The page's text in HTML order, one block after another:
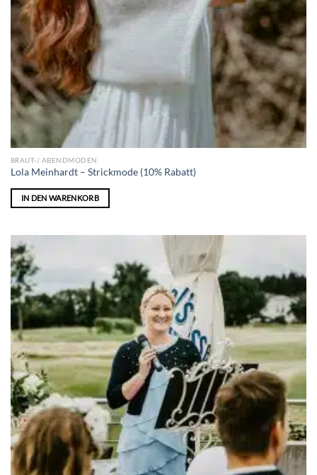
BRAUT-/ ABENDMODEN
Lola Meinhardt – Strickmode (10% Rabatt)
IN DEN WARENKORB